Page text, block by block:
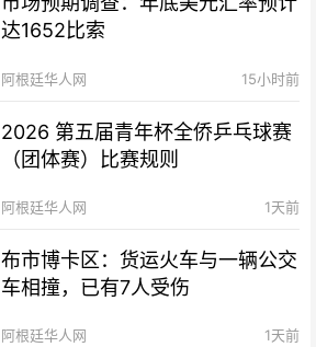
达1652比索
阿根廷华人网 15小时前
2026 第五届青年杯全侨乒乓球赛
（团体赛）比赛规则
阿根廷华人网 1天前
布市博卡区：货运火车与一辆公交
车相撞，已有7人受伤
阿根廷华人网 1天前